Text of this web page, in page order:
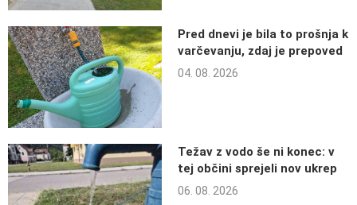
Pred dnevi je bila to prošnja k
varčevanju, zdaj je prepoved
04. 08. 2026
Težav z vodo še ni konec: v
tej občini sprejeli nov ukrep
06. 08. 2026